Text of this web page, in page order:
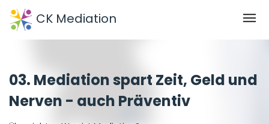
CK Mediation
03. Mediation spart Zeit, Geld und
Nerven - auch Präventiv